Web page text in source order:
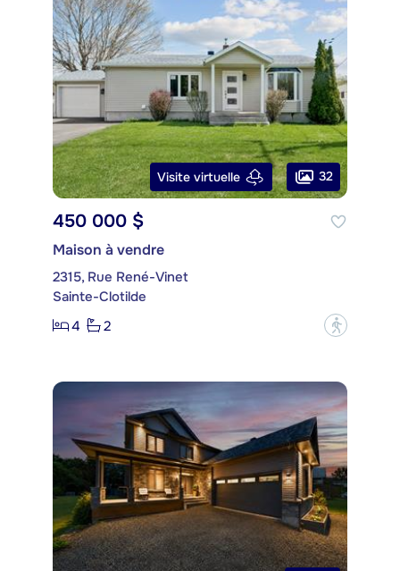
Visite virtuelle 32
450 000 $
Maison à vendre
2315, Rue René-Vinet
Sainte-Clotilde
4
2 ?